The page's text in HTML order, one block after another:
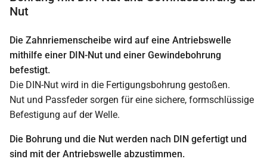
Nut
Die Zahnriemenscheibe wird auf eine Antriebswelle
mithilfe einer DIN-Nut und einer Gewindebohrung
befestigt.
Die DIN-Nut wird in die Fertigungsbohrung gestoßen.
Nut und Passfeder sorgen für eine sichere, formschlüssige
Befestigung auf der Welle.
Die Bohrung und die Nut werden nach DIN gefertigt und
sind mit der Antriebswelle abzustimmen.